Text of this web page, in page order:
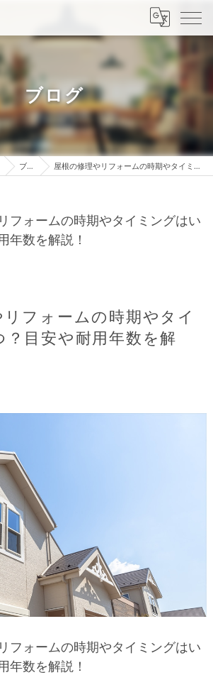
ブログ
ブログ 屋根の修理やリフォームの時期やタイミングはいつ？目安や耐用年数を解説！
フォームの時期やタイミングはい
年数を解説！
フォームの時期やタイ
？目安や耐用年数を解
フォームの時期やタイミングはい
年数を解説！